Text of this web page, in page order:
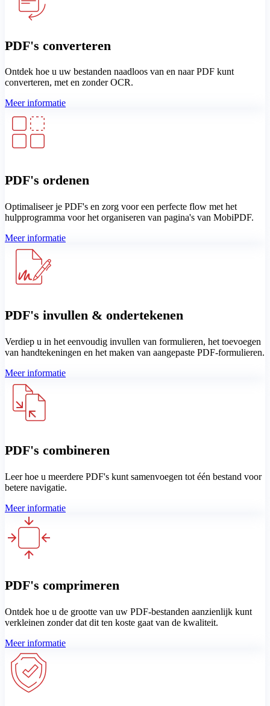
PDF's converteren
Ontdek hoe u uw bestanden naadloos van en naar PDF kunt
converteren, met en zonder OCR.
Meer informatie
PDF's ordenen
Optimaliseer je PDF's en zorg voor een perfecte flow met het
hulpprogramma voor het organiseren van pagina's van MobiPDF.
Meer informatie
PDF's invullen & ondertekenen
Verdiep u in het eenvoudig invullen van formulieren, het toevoegen
van handtekeningen en het maken van aangepaste PDF-formulieren.
Meer informatie
PDF's combineren
Leer hoe u meerdere PDF's kunt samenvoegen tot één bestand voor
betere navigatie.
Meer informatie
PDF's comprimeren
Ontdek hoe u de grootte van uw PDF-bestanden aanzienlijk kunt
verkleinen zonder dat dit ten koste gaat van de kwaliteit.
Meer informatie